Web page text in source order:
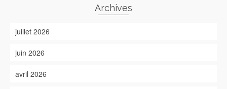
Archives
juillet 2026
juin 2026
avril 2026